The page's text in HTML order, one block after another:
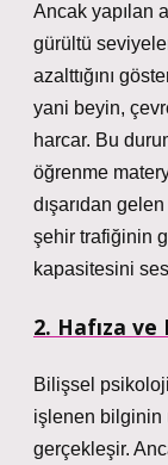
Ancak yapılan
gürültü
azalttığını
yani beyin,
harcar. Bu
öğrenme
dışarıdan
şehir trafiğinin
kapasitesini
2. Hafıza ve
Bilişsel
işlenen bilginin
gerçekleşir.